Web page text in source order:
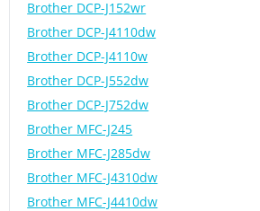
Brother DCP-J152wr
Brother DCP-J4110dw
Brother DCP-J4110w
Brother DCP-J552dw
Brother DCP-J752dw
Brother MFC-J245
Brother MFC-J285dw
Brother MFC-J4310dw
Brother MFC-J4410dw